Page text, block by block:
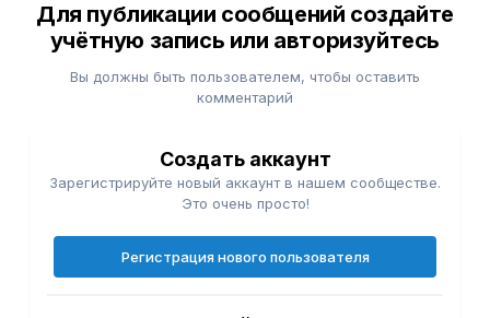
Для публикации сообщений создайте
учётную запись или авторизуйтесь
Вы должны быть пользователем, чтобы оставить
комментарий
Создать аккаунт
Зарегистрируйте новый аккаунт в нашем сообществе.
Это очень просто!
Регистрация нового пользователя